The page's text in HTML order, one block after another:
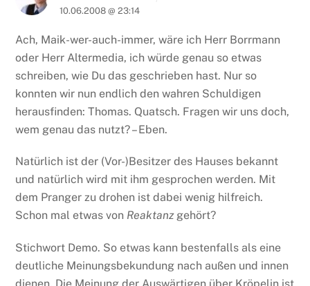
10.06.2008 @ 23:14
Ach, Maik-wer-auch-immer, wäre ich Herr Borrmann
oder Herr Altermedia, ich würde genau so etwas
schreiben, wie Du das geschrieben hast. Nur so
konnten wir nun endlich den wahren Schuldigen
herausfinden: Thomas. Quatsch. Fragen wir uns doch,
wem genau das nutzt? – Eben.
Natürlich ist der (Vor-)Besitzer des Hauses bekannt
und natürlich wird mit ihm gesprochen werden. Mit
dem Pranger zu drohen ist dabei wenig hilfreich.
Schon mal etwas von Reaktanzgehört?
Stichwort Demo. So etwas kann bestenfalls als eine
deutliche Meinungsbekundung nach außen und innen